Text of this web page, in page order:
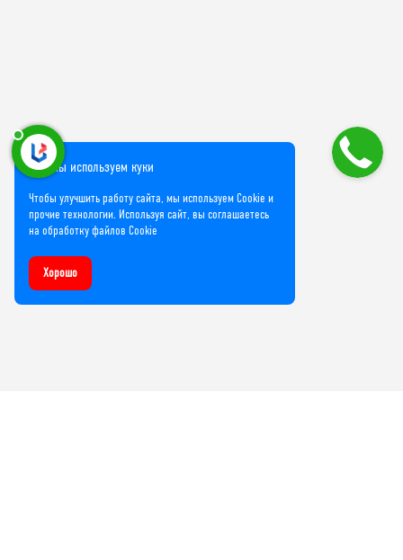
Мы используем куки
Чтобы улучшить работу сайта, мы используем Cookie и
прочие технологии. Используя сайт, вы соглашаетесь
на обработку файлов Cookie
Хорошо